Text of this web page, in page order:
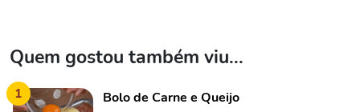
Quem gostou também viu...
1 Bolo de Carne e Queijo